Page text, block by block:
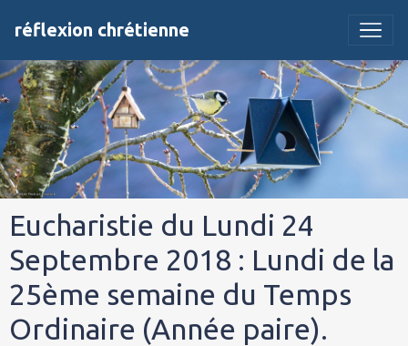
réflexion chrétienne
Eucharistie du Lundi 24
Septembre 2018 : Lundi de la
25ème semaine du Temps
Ordinaire (Année paire).